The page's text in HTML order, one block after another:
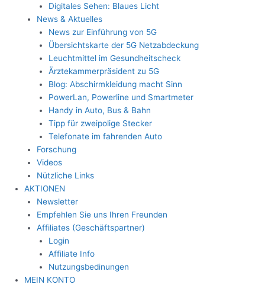
Digitales Sehen: Blaues Licht
News & Aktuelles
News zur Einführung von 5G
Übersichtskarte der 5G Netzabdeckung
Leuchtmittel im Gesundheitscheck
Ärztekammerpräsident zu 5G
Blog: Abschirmkleidung macht Sinn
PowerLan, Powerline und Smartmeter
Handy in Auto, Bus & Bahn
Tipp für zweipolige Stecker
Telefonate im fahrenden Auto
Forschung
Videos
Nützliche Links
AKTIONEN
Newsletter
Empfehlen Sie uns Ihren Freunden
Affiliates (Geschäftspartner)
Login
Affiliate Info
Nutzungsbedinungen
MEIN KONTO